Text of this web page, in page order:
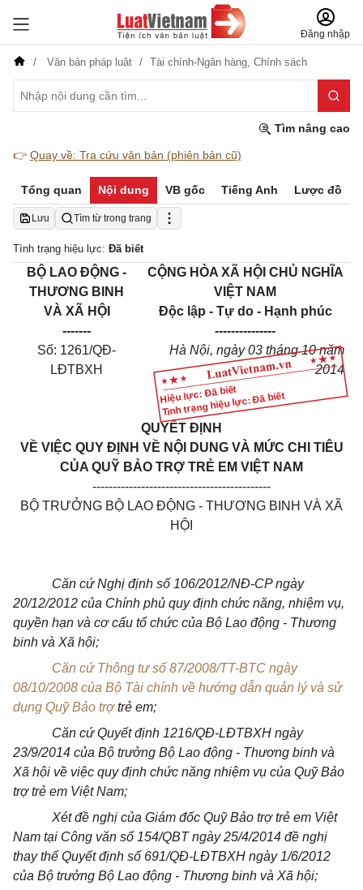
Đăng nhập
Văn bản pháp luật Tài chính-Ngân hàng, Chính sách
Tìm nâng cao
👉 Quay về: Tra cứu văn bản (phiên bản cũ)
Tổng quan Nội dung VB gốc Tiếng Anh Lược đồ
Lưu Tìm từ trong trang
Tình trạng hiệu lực: Đã biết
Hiệu lực: Đã biết
Tình trạng hiệu lực: Đã biết
BỘ LAO ĐỘNG -
THƯƠNG BINH
VÀ XÃ HỘI
-------
Số: 1261/QĐ-
LĐTBXH
CỘNG HÒA XÃ HỘI CHỦ NGHĨA
VIỆT NAM
Độc lập - Tự do - Hạnh phúc
---------------
Hà Nội, ngày 03 tháng 10 năm
2014
QUYẾT ĐỊNH
VỀ VIỆC QUY ĐỊNH VỀ NỘI DUNG VÀ MỨC CHI TIÊU
CỦA QUỸ BẢO TRỢ TRẺ EM VIỆT NAM
--------------------------------------------
BỘ TRƯỞNG BỘ LAO ĐỘNG - THƯƠNG BINH VÀ XÃ
HỘI
Căn cứ Nghị định số 106/2012/NĐ-CP ngày
20/12/2012 của Chính phủ quy định chức năng, nhiệm vụ,
quyền hạn và cơ cấu tổ chức của Bộ Lao động - Thương
binh và Xã hội;
Căn cứ Thông tư số 87/2008/TT-BTC ngày
08/10/2008 của Bộ Tài chính về hướng dẫn quản lý và sử
dụng Quỹ Bảo trợtrẻ em;
Căn cứ Quyết định 1216/QĐ-LĐTBXH ngày
23/9/2014 của Bộ trưởng Bộ Lao động - Thương binh và
Xã hội về việc quy định chức năng nhiệm vụ của Quỹ Bảo
trợ trẻ em Việt Nam;
Xét đề nghị của Giám đốc Quỹ Bảo trợ trẻ em Việt
Nam tại Công văn số 154/QBT ngày 25/4/2014 đề nghị
thay thế Quyết định số 691/QĐ-LĐTBXH ngày 1/6/2012
của Bộ trưởng Bộ Lao động - Thương binh và Xã hội;